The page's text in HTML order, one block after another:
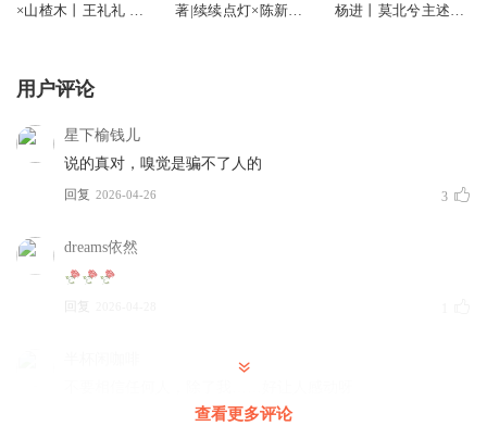
×山楂木丨王礼礼 主
著|续续点灯×陈新玥×
杨进丨莫北兮主述丨
用户评论
星下榆钱儿
说的真对，嗅觉是骗不了人的
回复 2026-04-26 3
dreams依然
回复
查看更多评论